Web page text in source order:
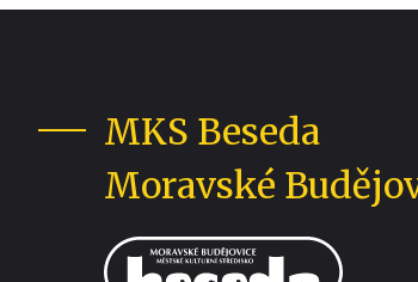
MKS Beseda
Moravské